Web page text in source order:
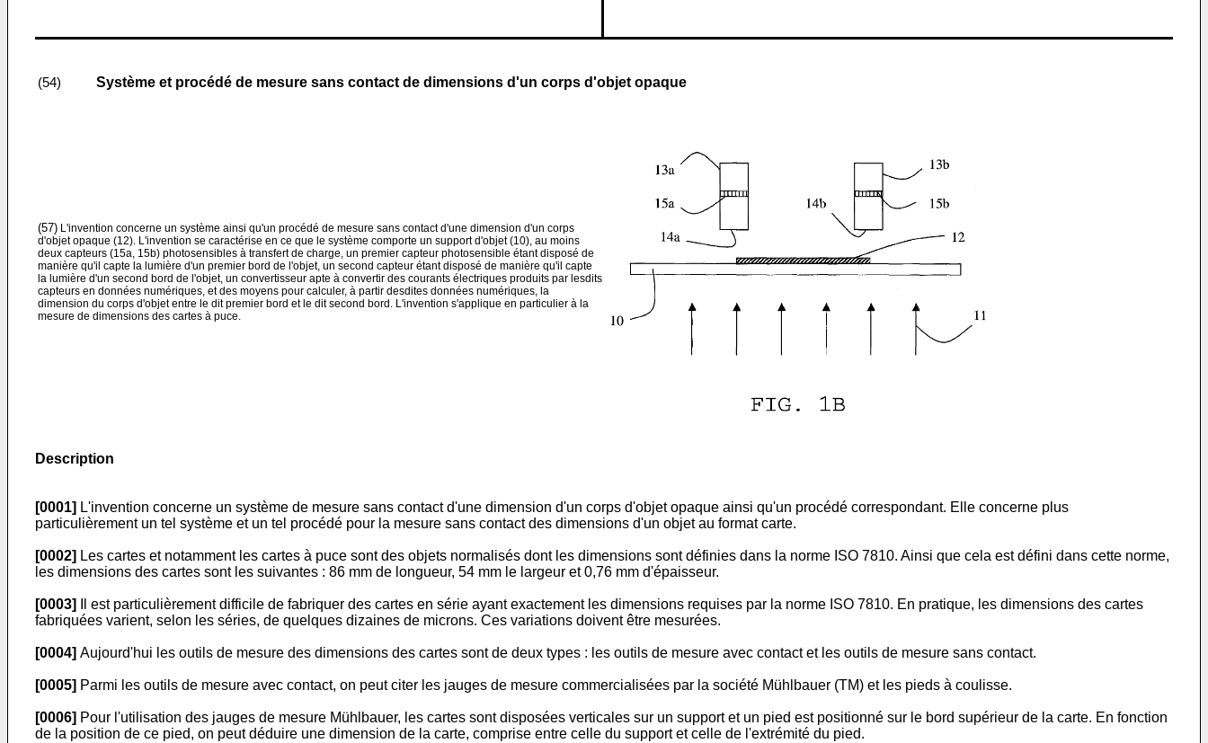
(54) Système et procédé de mesure sans contact de dimensions d'un corps d'objet opaque
(57) L'invention concerne un système ainsi qu'un procédé de mesure sans contact d'une dimension d'un corps
d'objet opaque (12). L'invention se caractérise en ce que le système comporte un support d'objet (10), au moins
deux capteurs (15a, 15b) photosensibles à transfert de charge, un premier capteur photosensible étant disposé de
manière qu'il capte la lumière d'un premier bord de l'objet, un second capteur étant disposé de manière qu'il capte
la lumière d'un second bord de l'objet, un convertisseur apte à convertir des courants électriques produits par lesdits
capteurs en données numériques, et des moyens pour calculer, à partir desdites données numériques, la
dimension du corps d'objet entre le dit premier bord et le dit second bord. L'invention s'applique en particulier à la
mesure de dimensions des cartes à puce.
Description
[0001] L'invention concerne un système de mesure sans contact d'une dimension d'un corps d'objet opaque ainsi qu'un procédé correspondant. Elle concerne plus
particulièrement un tel système et un tel procédé pour la mesure sans contact des dimensions d'un objet au format carte.
[0002] Les cartes et notamment les cartes à puce sont des objets normalisés dont les dimensions sont définies dans la norme ISO 7810. Ainsi que cela est défini dans cette norme,
les dimensions des cartes sont les suivantes : 86 mm de longueur, 54 mm le largeur et 0,76 mm d'épaisseur.
[0003]
Il est particulièrement difficile de fabriquer des cartes en série ayant exactement les dimensions requises par la norme ISO 7810. En pratique, les dimensions des cartes
fabriquées varient, selon les séries, de quelques dizaines de microns. Ces variations doivent être mesurées.
[0004] Aujourd'hui les outils de mesure des dimensions des cartes sont de deux types : les outils de mesure avec contact et les outils de mesure sans contact.
[0005] Parmi les outils de mesure avec contact, on peut citer les jauges de mesure commercialisées par la société Mühlbauer (TM) et les pieds à coulisse.
[0006] Pour l'utilisation des jauges de mesure Mühlbauer, les cartes sont disposées verticales sur un support et un pied est positionné sur le bord supérieur de la carte. En fonction
de la position de ce pied, on peut déduire une dimension de la carte, comprise entre celle du support et celle de l'extrémité du pied.